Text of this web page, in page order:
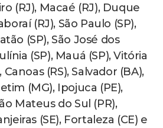
(RJ), Macaé (RJ), Duque
(RJ), São Paulo (SP),
(SP), São José dos
(SP), Mauá (SP), Vitória
Canoas (RS), Salvador (BA),
(MG), Ipojuca (PE),
Mateus do Sul (PR),
(SE), Fortaleza (CE) e